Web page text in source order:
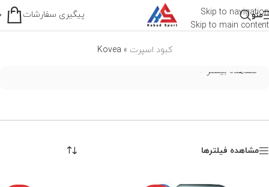
Skip to navigation
Skip to main content
منو پیگیری سفارشات Kovea
کبود اسپرت »
Kovea
مشاهده بیشتر
مشاهده فیلترها